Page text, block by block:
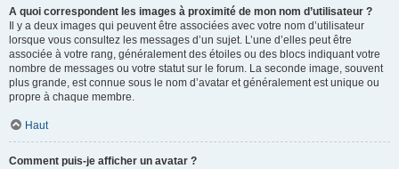
A quoi correspondent les images à proximité de mon nom d’utilisateur ?
Il y a deux images qui peuvent être associées avec votre nom d’utilisateur
lorsque vous consultez les messages d’un sujet. L’une d’elles peut être
associée à votre rang, généralement des étoiles ou des blocs indiquant votre
nombre de messages ou votre statut sur le forum. La seconde image, souvent
plus grande, est connue sous le nom d’avatar et généralement est unique ou
propre à chaque membre.
Haut
Comment puis-je afficher un avatar ?